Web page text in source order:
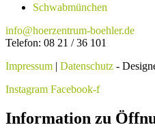
Schwabmünchen
info@hoerzentrum-boehler.de
Telefon: 08 21 / 36 101
Impressum | Datenschutz -
Instagram Facebook-f
Information zu